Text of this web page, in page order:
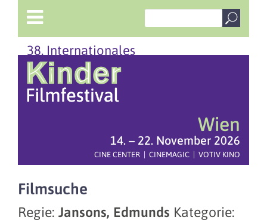
38. Internationales
Wien
14. – 22. November 2026
CINE CENTER | CINEMAGIC | VOTIV KINO
Filmsuche
Regie: Jansons, Edmunds Kategorie: